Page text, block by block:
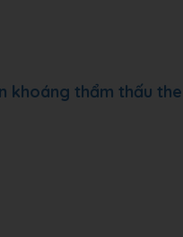
khoáng thẩm thấu